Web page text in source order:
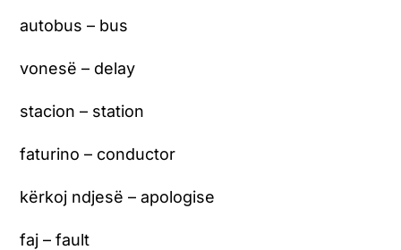
autobus – bus
vonesë – delay
stacion – station
faturino – conductor
kërkoj ndjesë – apologise
faj – fault